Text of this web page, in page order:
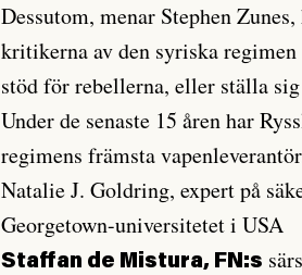
Dessutom, menar Stephen
kritikerna av den syriska
stöd för rebellerna, eller ställa
Under de senaste 15 åren har
regimens främsta
Natalie J. Goldring, expert på
Georgetown-universitetet i USA
Staffan de Mistura, FN:s